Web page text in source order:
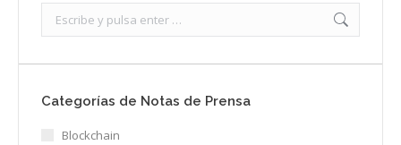
Categorías de Notas de Prensa
Blockchain